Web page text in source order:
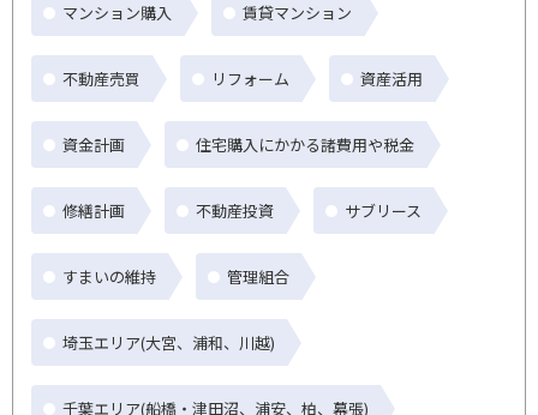
マンション購入 賃貸マンション
不動産売買 リフォーム 資産活用
資金計画 住宅購入にかかる諸費用や税金
修繕計画 不動産投資 サブリース
すまいの維持 管理組合
埼玉エリア(大宮、浦和、川越)
千葉エリア(船橋・津田沼、浦安、柏、幕張)